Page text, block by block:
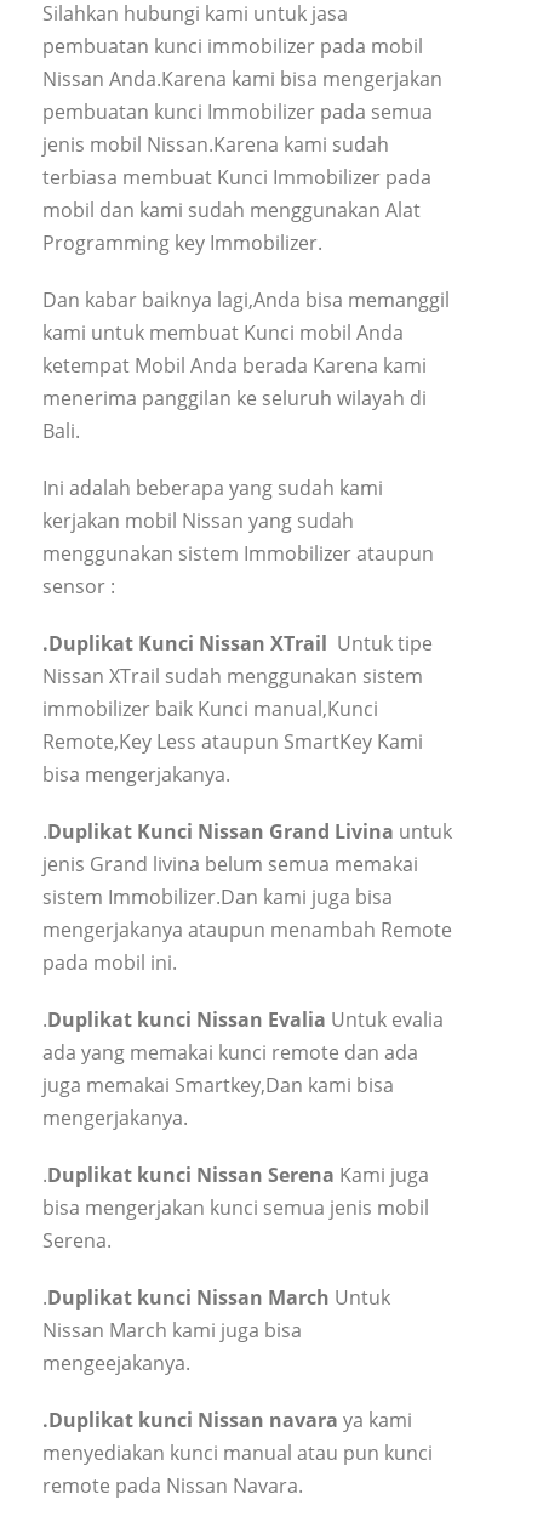
Silahkan hubungi kami untuk jasa
pembuatan kunci immobilizer pada mobil
Nissan Anda.Karena kami bisa mengerjakan
pembuatan kunci Immobilizer pada semua
jenis mobil Nissan.Karena kami sudah
terbiasa membuat Kunci Immobilizer pada
mobil dan kami sudah menggunakan Alat
Programming key Immobilizer.
Dan kabar baiknya lagi,Anda bisa memanggil
kami untuk membuat Kunci mobil Anda
ketempat Mobil Anda berada Karena kami
menerima panggilan ke seluruh wilayah di
Bali.
Ini adalah beberapa yang sudah kami
kerjakan mobil Nissan yang sudah
menggunakan sistem Immobilizer ataupun
sensor :
.Duplikat Kunci Nissan XTrail Untuk tipe
Nissan XTrail sudah menggunakan sistem
immobilizer baik Kunci manual,Kunci
Remote,Key Less ataupun SmartKey Kami
bisa mengerjakanya.
.Duplikat Kunci Nissan Grand Livina untuk
jenis Grand livina belum semua memakai
sistem Immobilizer.Dan kami juga bisa
mengerjakanya ataupun menambah Remote
pada mobil ini.
.Duplikat kunci Nissan Evalia Untuk evalia
ada yang memakai kunci remote dan ada
juga memakai Smartkey,Dan kami bisa
mengerjakanya.
.Duplikat kunci Nissan Serena Kami juga
bisa mengerjakan kunci semua jenis mobil
Serena.
.Duplikat kunci Nissan March Untuk
Nissan March kami juga bisa
mengeejakanya.
.Duplikat kunci Nissan navara ya kami
menyediakan kunci manual atau pun kunci
remote pada Nissan Navara.